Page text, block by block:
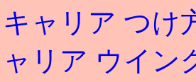
ャリア つけ
リア ウイン